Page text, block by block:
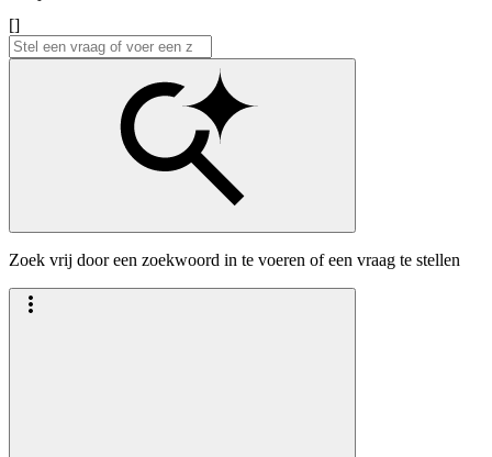
[]
Zoek vrij door een zoekwoord in te voeren of een vraag te stellen